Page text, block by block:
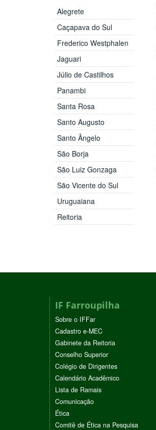
Alegrete
Caçapava do Sul
Frederico Westphalen
Jaguari
Júlio de Castilhos
Panambi
Santa Rosa
Santo Augusto
Santo Ângelo
São Borja
São Luiz Gonzaga
São Vicente do Sul
Uruguaiana
Reitoria
IF Farroupilha
Sobre o IFFar
Cadastro e-MEC
Gabinete da Reitoria
Conselho Superior
Colégio de Dirigentes
Calendário Acadêmico
Lista de Ramais
Comunicação
Ética
Comitê de Ética na Pesquisa